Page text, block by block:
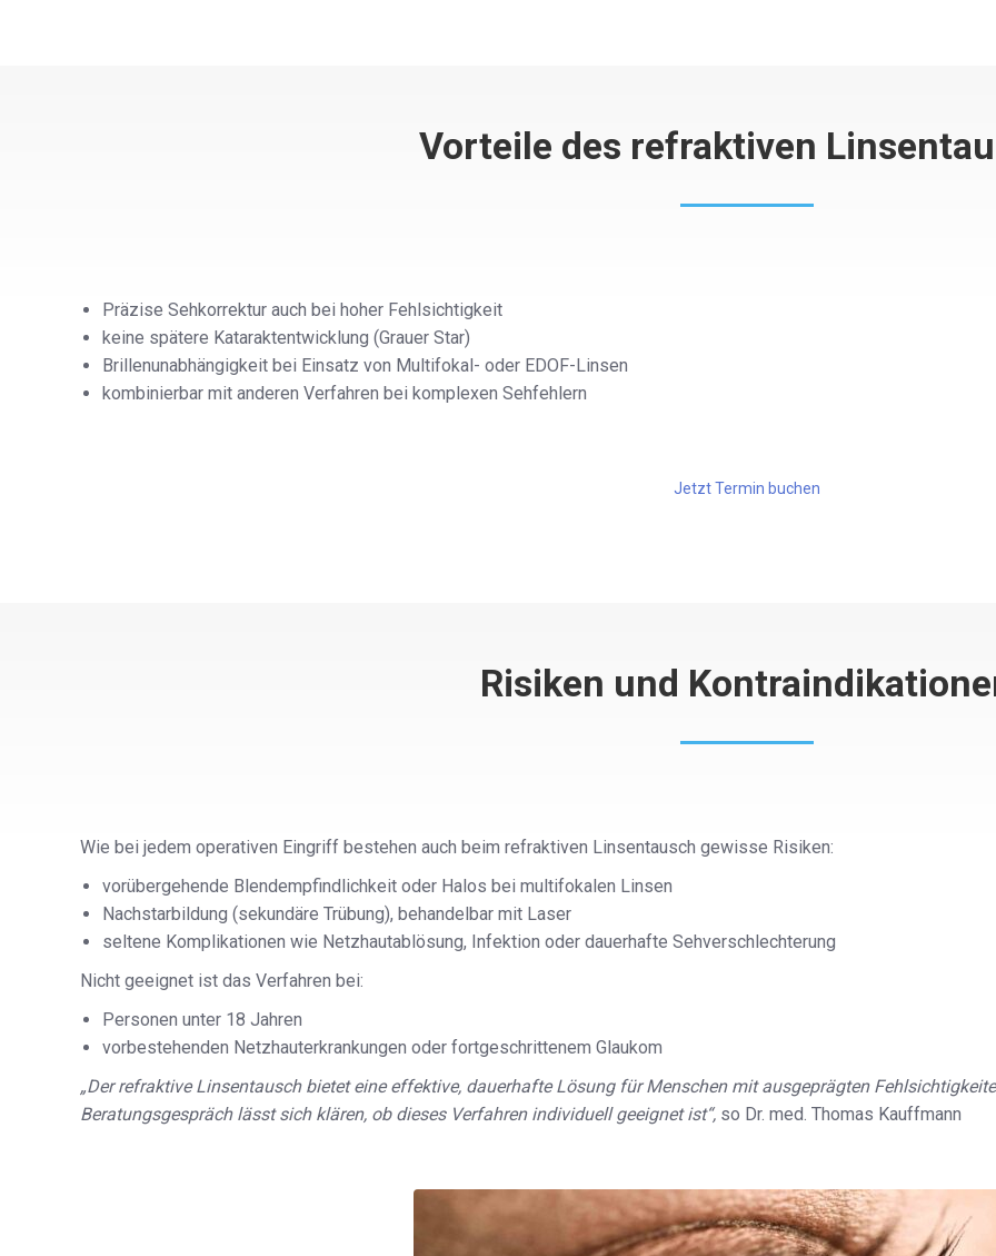
Vorteile des refraktiven
Präzise Sehkorrektur auch bei hoher Fehlsichtigkeit
keine spätere Kataraktentwicklung (Grauer Star)
Brillenunabhängigkeit bei Einsatz von Multifokal- oder EDOF-Linsen
kombinierbar mit anderen Verfahren bei komplexen Sehfehlern
Jetzt Termin buchen
Risiken und
Wie bei jedem operativen Eingriff bestehen auch beim refraktiven Linsentausch gewisse Risiken:
vorübergehende Blendempfindlichkeit oder Halos bei multifokalen Linsen
Nachstarbildung (sekundäre Trübung), behandelbar mit Laser
seltene Komplikationen wie Netzhautablösung, Infektion oder dauerhafte Sehverschlechterung
Nicht geeignet ist das Verfahren bei:
Personen unter 18 Jahren
vorbestehenden Netzhauterkrankungen oder fortgeschrittenem Glaukom
„Der refraktive Linsentausch bietet eine effektive, dauerhafte Lösung für Menschen mit ausgeprägten
Beratungsgespräch lässt sich klären, ob dieses Verfahren individuell geeignet ist“, so Dr. med. Thomas Kauffmann